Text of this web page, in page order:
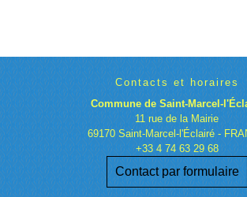
Contacts et horaires
Commune de Saint-Marcel-
11 rue de la Mairie
69170 Saint-Marcel-l'Éclairé -
+33 4 74 63 29 68
Contact par formulaire